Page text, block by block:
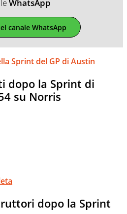
WhatsApp
canale WhatsApp
Sprint del GP di Austin
dopo la Sprint di
su Norris
dopo la Sprint